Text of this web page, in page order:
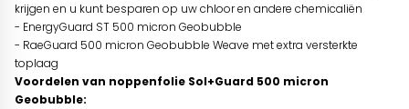
krijgen en u kunt besparen op uw chloor en andere chemicaliën
- EnergyGuard ST 500 micron Geobubble
- RaeGuard 500 micron Geobubble Weave met extra versterkte
toplaag
Voordelen van noppenfolie Sol+Guard 500 micron
Geobubble: